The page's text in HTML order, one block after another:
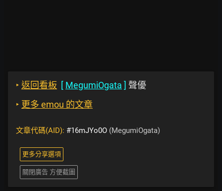
‣ 返回看板 [ MegumiOgata ] 聲優
‣ 更多 emou 的文章
文章代碼(AID): #16mJYo0O (MegumiOgata)
更多分享選項
關閉廣告 方便截圖